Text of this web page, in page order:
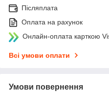
Післяплата
Оплата на рахунок
Онлайн-оплата карткою
Всі умови оплати
Умови повернення